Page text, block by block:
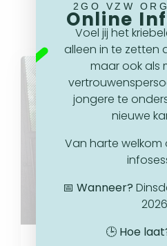
Meer
2GO VZW
Online
Voel jij het
alleen in te zetten
maar ook als
jongere te
nieuwe
Van harte welkom
📅 Wanneer?
2026
🕒 Hoe